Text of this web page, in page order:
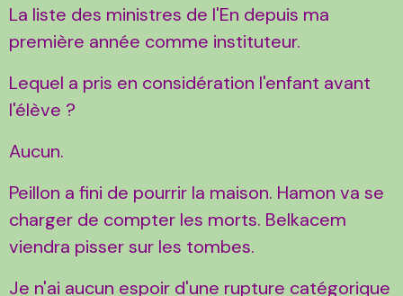
La liste des ministres de l'En depuis ma
première année comme instituteur.
Lequel a pris en considération l'enfant avant
l'élève ?
Aucun.
Peillon a fini de pourrir la maison. Hamon va se
charger de compter les morts. Belkacem
viendra pisser sur les tombes.
Je n'ai aucun espoir d'une rupture catégorique